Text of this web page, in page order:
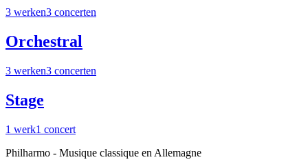
3 werken3 concerten
Orchestral
3 werken3 concerten
Stage
1 werk1 concert
Philharmo - Musique classique en Allemagne